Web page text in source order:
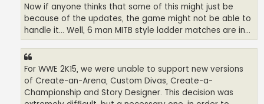
Now if anyone thinks that some of this might just be
because of the updates, the game might not be able to
handle it... Well, 6 man MITB style ladder matches are in...
For WWE 2K15, we were unable to support new versions
of Create-an-Arena, Custom Divas, Create-a-
Championship and Story Designer. This decision was